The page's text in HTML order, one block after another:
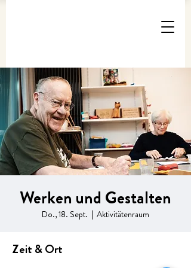
Werken und Gestalten
Do., 18. Sept.
  |
Aktivitätenraum
Zeit & Ort